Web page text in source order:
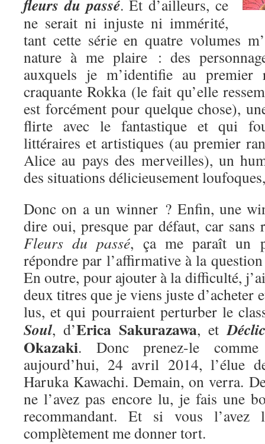
fleurs du passé. Et d’ailleurs, ce
ne serait ni injuste ni immérité,
tant cette série en quatre volumes
nature à me plaire : des
auxquels je m’identifie au premier
craquante Rokka (le fait qu’elle
est forcément pour quelque chose),
flirte avec le fantastique et qui
littéraires et artistiques (au premier
Alice au pays des merveilles), un
des situations délicieusement
Donc on a un winner ? Enfin, une
dire oui, presque par défaut, car sans
Fleurs du passé, ça me paraît un
répondre par l’affirmative à la
En outre, pour ajouter à la difficulté,
deux titres que je viens juste d’acheter
lus, et qui pourraient perturber le
Soul, d’Erica Sakurazawa, et
Okazaki. Donc prenez-le
aujourd’hui, 24 avril 2014, l’élue
Haruka Kawachi. Demain, on verra.
ne l’avez pas encore lu, je fais une
recommandant. Et si vous l’avez
complètement me donner tort.